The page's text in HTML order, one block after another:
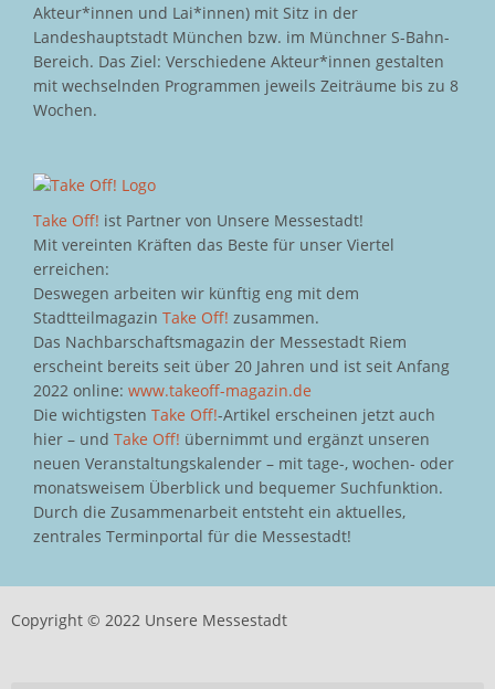
Akteur*innen und Lai*innen) mit Sitz in der
Landeshauptstadt München bzw. im Münchner S-Bahn-
Bereich. Das Ziel: Verschiedene Akteur*innen gestalten
mit wechselnden Programmen jeweils Zeiträume bis zu 8
Wochen.
Take Off! ist Partner von Unsere Messestadt!
Mit vereinten Kräften das Beste für unser Viertel
erreichen:
Deswegen arbeiten wir künftig eng mit dem
Stadtteilmagazin Take Off! zusammen.
Das Nachbarschaftsmagazin der Messestadt Riem
erscheint bereits seit über 20 Jahren und ist seit Anfang
2022 online: www.takeoff-magazin.de
Die wichtigsten Take Off!-Artikel erscheinen jetzt auch
hier – und Take Off! übernimmt und ergänzt unseren
neuen Veranstaltungskalender – mit tage-, wochen- oder
monatsweisem Überblick und bequemer Suchfunktion.
Durch die Zusammenarbeit entsteht ein aktuelles,
zentrales Terminportal für die Messestadt!
Copyright © 2022 Unsere Messestadt